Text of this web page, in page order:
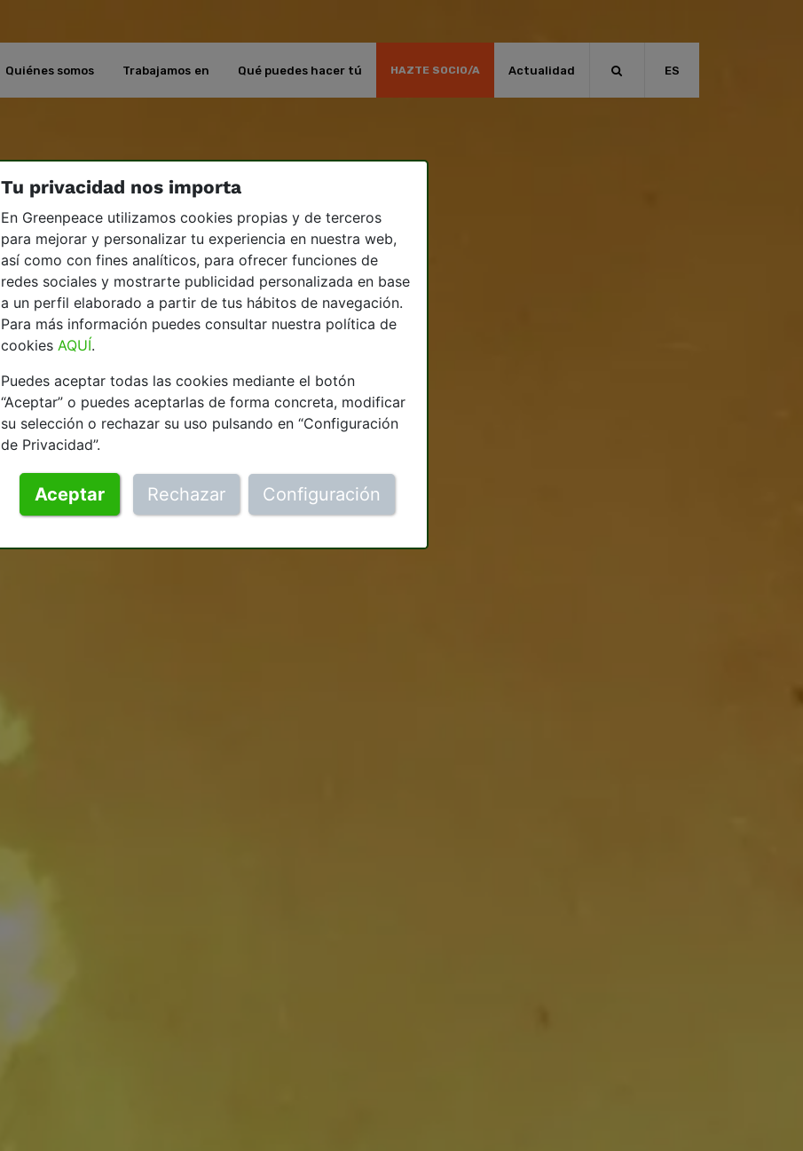
Quiénes somos Trabajamos en Qué puedes hacer tú HAZTE SOCIO/A Actualidad ES
Tu privacidad nos importa
En Greenpeace utilizamos cookies propias y de terceros
para mejorar y personalizar tu experiencia en nuestra web,
así como con fines analíticos, para ofrecer funciones de
redes sociales y mostrarte publicidad personalizada en base
a un perfil elaborado a partir de tus hábitos de navegación.
Para más información puedes consultar nuestra política de
cookies AQUÍ.
Puedes aceptar todas las cookies mediante el botón
“Aceptar” o puedes aceptarlas de forma concreta, modificar
su selección o rechazar su uso pulsando en “Configuración
de Privacidad”.
Aceptar Rechazar Configuración